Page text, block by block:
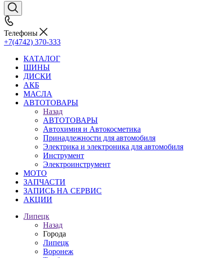
Телефоны
+7(4742) 370-333
КАТАЛОГ
ШИНЫ
ДИСКИ
АКБ
МАСЛА
АВТОТОВАРЫ
Назад
АВТОТОВАРЫ
Автохимия и Автокосметика
Принадлежности для автомобиля
Электрика и электроника для автомобиля
Инструмент
Электроинструмент
МОТО
ЗАПЧАСТИ
ЗАПИСЬ НА СЕРВИС
АКЦИИ
Липецк
Назад
Города
Липецк
Воронеж